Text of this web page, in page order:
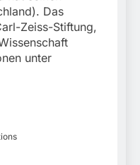
Das
Zeiss-Stiftung,
unter